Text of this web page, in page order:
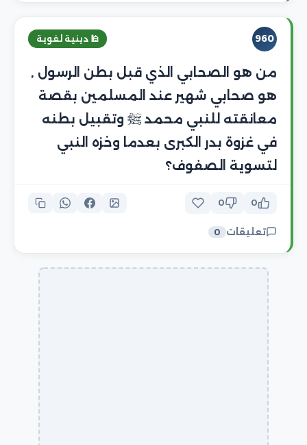
960 🕌 دينية لغوية
من هو الصحابي الذي قبل بطن الرسول ,
هو صحابي شهير عند المسلمين بقصة
معانقته للنبي محمد ﷺ وتقبيل بطنه
في غزوة بدر الكبرى بعدما وخزه النبي
لتسوية الصفوف؟
0
0
تعليقات 0